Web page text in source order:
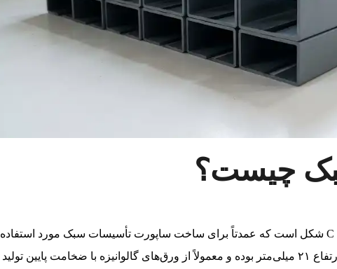
پروفیل ۴۱×۲۱ سبک نوعی چنل گالوانیزه با مقطع U یا C شکل است که عمدتاً برای ساخت ساپورت تأسیسات سبک مورد استفاده
قرار می‌گیرد. این پروفیل دارای عرض ۴۱ میلی‌متر و ارتفاع ۲۱ میلی‌متر بوده و معمولاً از ورق‌های گالوانیزه با ضخامت پایین تولید